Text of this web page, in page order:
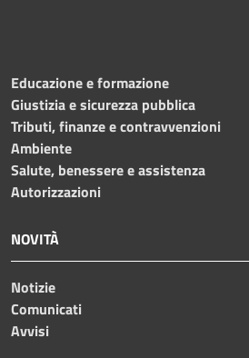
Educazione e formazione
Giustizia e sicurezza pubblica
Tributi, finanze e contravvenzioni
Ambiente
Salute, benessere e assistenza
Autorizzazioni
NOVITÀ
Notizie
Comunicati
Avvisi